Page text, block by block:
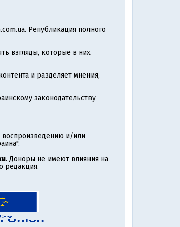
Републикация полного
взгляды, которые в них
и разделяет мнения,
законодательству
и/или
. Доноры не имеют влияния на
редакция.